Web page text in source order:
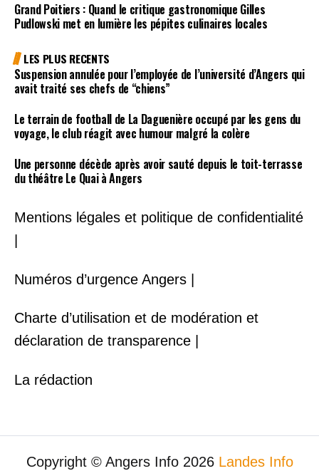
Grand Poitiers : Quand le critique gastronomique Gilles
Pudlowski met en lumière les pépites culinaires locales
LES PLUS RECENTS
Suspension annulée pour l’employée de l’université d’Angers qui
avait traité ses chefs de “chiens”
Le terrain de football de La Daguenière occupé par les gens du
voyage, le club réagit avec humour malgré la colère
Une personne décède après avoir sauté depuis le toit-terrasse
du théâtre Le Quai à Angers
Mentions légales et politique de confidentialité
Numéros d’urgence Angers |
Charte d’utilisation et de modération et
déclaration de transparence |
La rédaction
Copyright © Angers Info 2026 Landes Info